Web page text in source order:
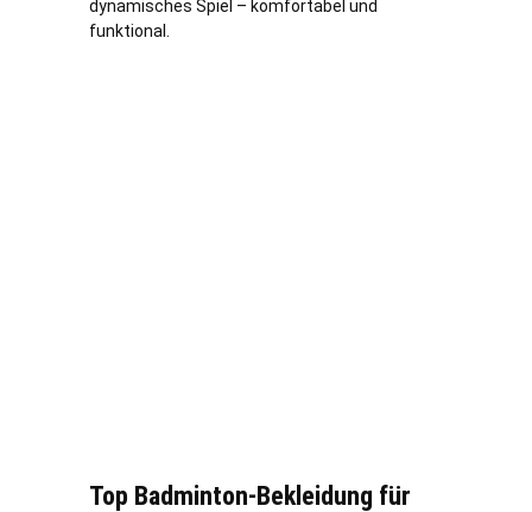
dynamisches Spiel – komfortabel und
funktional.
Top Badminton-Bekleidung für